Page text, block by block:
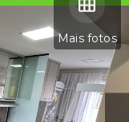
Mais fotos